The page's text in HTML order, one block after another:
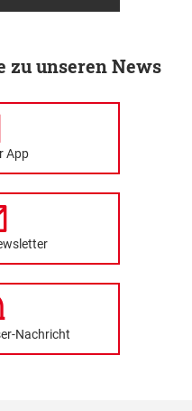
zu unseren News
App
Nachricht